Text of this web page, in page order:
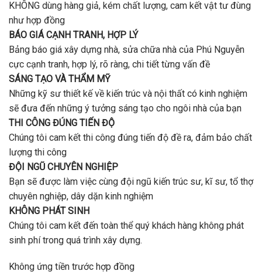
KHÔNG dùng hàng giả, kém chất lượng, cam kết vật tư đùng
như hợp đồng
BÁO GIÁ CẠNH TRANH, HỢP LÝ
Bảng báo giá xây dựng nhà, sửa chữa nhà của Phú Nguyễn
cực cạnh tranh, hợp lý, rõ ràng, chi tiết từng vấn đề
SÁNG TẠO VÀ THẨM MỸ
Những kỹ sư thiết kế về kiến trúc và nội thất có kinh nghiệm
sẽ đưa đến những ý tưởng sáng tạo cho ngôi nhà của bạn
THI CÔNG ĐÚNG TIẾN ĐỘ
Chúng tôi cam kết thi công đúng tiến độ đề ra, đảm bảo chất
lượng thi công
ĐỘI NGŨ CHUYÊN NGHIỆP
Bạn sẽ được làm việc cùng đội ngũ kiến trúc sư, kĩ sư, tổ thợ
chuyên nghiệp, dây dặn kinh nghiệm
KHÔNG PHÁT SINH
Chúng tôi cam kết đến toàn thể quý khách hàng không phát
sinh phí trong quá trình xây dựng.
Không ứng tiền trước hợp đồng